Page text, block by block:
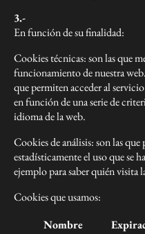
3.-
En función de su finalidad:
Cookies técnicas: son las que
funcionamiento de nuestra
que permiten acceder al
en función de una serie de
idioma de la web.
Cookies de análisis: son las
estadísticamente el uso que se
ejemplo para saber quién visita
Cookies que usamos:
Nombre